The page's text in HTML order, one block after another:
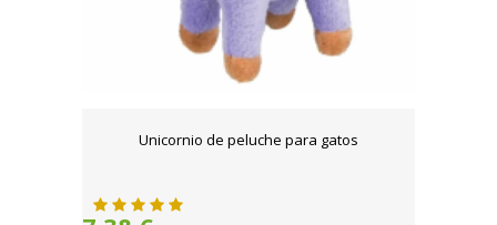
Unicornio de peluche para gatos